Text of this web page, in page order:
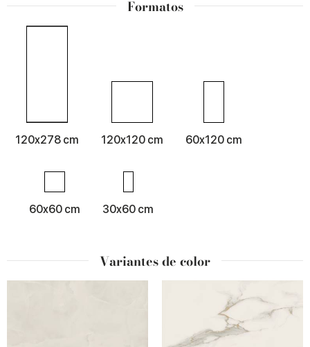
Formatos
120x278 cm 120x120 cm 60x120 cm
60x60 cm 30x60 cm
Variantes de color